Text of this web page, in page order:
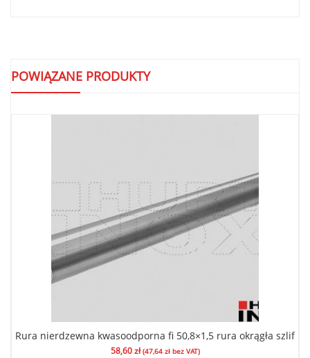
POWIĄZANE PRODUKTY
Rura nierdzewna kwasoodporna fi 50,8×1,5 rura okrągła szlif
58,60zł (47,64 złbez VAT)